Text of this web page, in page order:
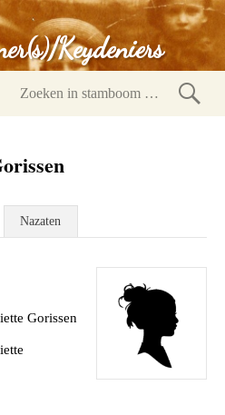
Keydeniers
Nazaten
Gorissen